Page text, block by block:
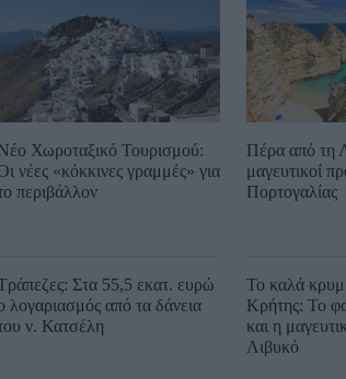
Χωροταξικό Τουρισμού:
νέες «κόκκινες γραμμές» για
περιβάλλον
Στα 55,5 εκατ. ευρώ
λογαριασμός από τα δάνεια
ν. Κατσέλη
Πέρα από τη
μαγευτικοί
Πορτογαλίας
Το καλά
Κρήτης: Το
και η
Λιβυκό